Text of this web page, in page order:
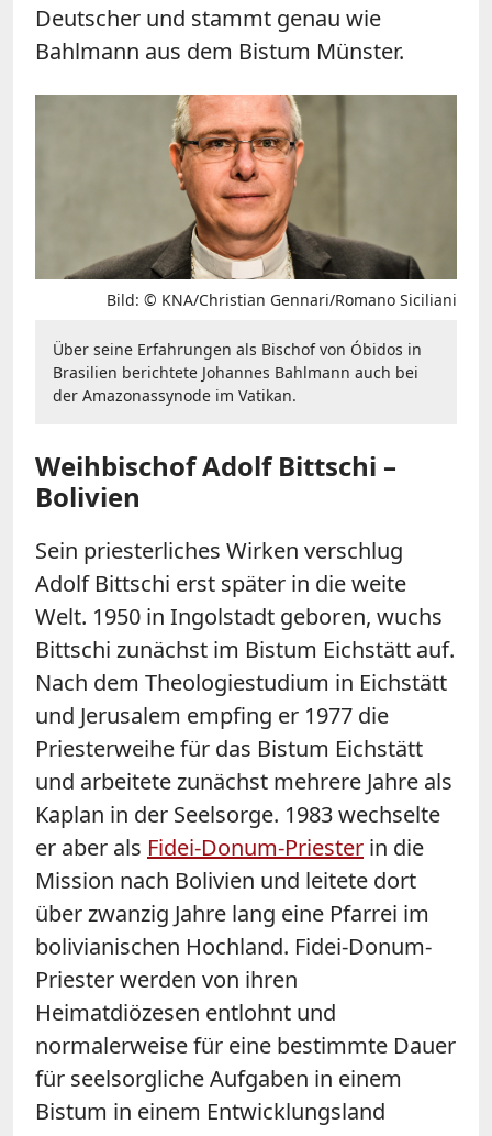
Deutscher und stammt genau wie
Bahlmann aus dem Bistum Münster.
Bild: © KNA/Christian Gennari/Romano Siciliani
Über seine Erfahrungen als Bischof von Óbidos in
Brasilien berichtete Johannes Bahlmann auch bei
der Amazonassynode im Vatikan.
Weihbischof Adolf Bittschi –
Bolivien
Sein priesterliches Wirken verschlug
Adolf Bittschi erst später in die weite
Welt. 1950 in Ingolstadt geboren, wuchs
Bittschi zunächst im Bistum Eichstätt auf.
Nach dem Theologiestudium in Eichstätt
und Jerusalem empfing er 1977 die
Priesterweihe für das Bistum Eichstätt
und arbeitete zunächst mehrere Jahre als
Kaplan in der Seelsorge. 1983 wechselte
er aber als Fidei-Donum-Priester in die
Mission nach Bolivien und leitete dort
über zwanzig Jahre lang eine Pfarrei im
bolivianischen Hochland. Fidei-Donum-
Priester werden von ihren
Heimatdiözesen entlohnt und
normalerweise für eine bestimmte Dauer
für seelsorgliche Aufgaben in einem
Bistum in einem Entwicklungsland